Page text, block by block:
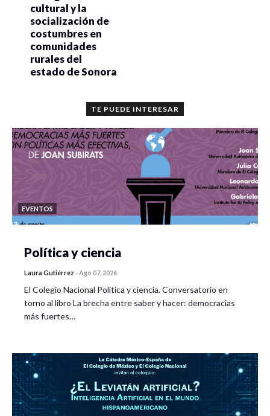
cultural y la
socialización de
costumbres en
comunidades
rurales del
estado de Sonora
TE PUEDE INTERESAR
EVENTOS
Política y ciencia
Laura Gutiérrez -Ago 07, 2026
El Colegio Nacional Política y ciencia. Conversatorio en
torno al libro La brecha entre saber y hacer: democracias
más fuertes…